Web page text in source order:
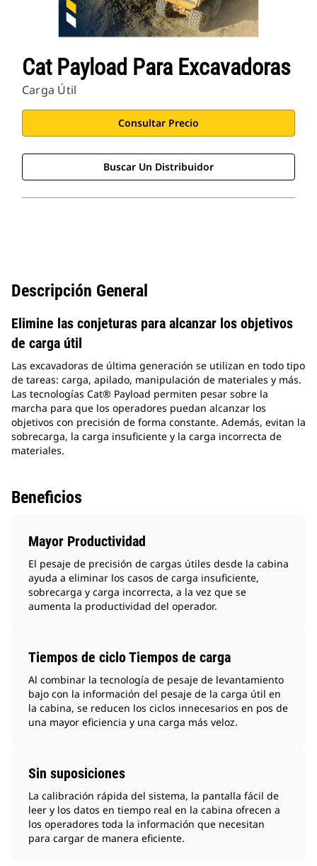
Cat Payload Para Excavadoras
Carga Útil
Consultar Precio
Buscar Un Distribuidor
Descripción General
Elimine las conjeturas para alcanzar los objetivos
de carga útil
Las excavadoras de última generación se utilizan en todo tipo
de tareas: carga, apilado, manipulación de materiales y más.
Las tecnologías Cat® Payload permiten pesar sobre la
marcha para que los operadores puedan alcanzar los
objetivos con precisión de forma constante. Además, evitan la
sobrecarga, la carga insuficiente y la carga incorrecta de
materiales.
Beneficios
Mayor Productividad
El pesaje de precisión de cargas útiles desde la cabina
ayuda a eliminar los casos de carga insuficiente,
sobrecarga y carga incorrecta, a la vez que se
aumenta la productividad del operador.
Tiempos de ciclo Tiempos de carga
Al combinar la tecnología de pesaje de levantamiento
bajo con la información del pesaje de la carga útil en
la cabina, se reducen los ciclos innecesarios en pos de
una mayor eficiencia y una carga más veloz.
Sin suposiciones
La calibración rápida del sistema, la pantalla fácil de
leer y los datos en tiempo real en la cabina ofrecen a
los operadores toda la información que necesitan
para cargar de manera eficiente.